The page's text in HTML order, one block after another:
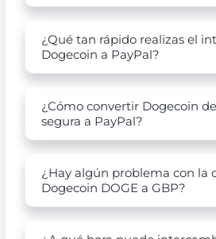
¿Qué tan rápido realizas el
Dogecoin a PayPal?
¿Cómo convertir Dogecoin
segura a PayPal?
¿Hay algún problema con la
Dogecoin DOGE a GBP?